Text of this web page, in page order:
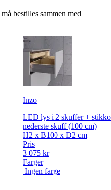
bestilles sammen med
Inzo
LED lys i 2 skuffer +
nederste skuff (100 cm)
H2 x B100 x D2 cm
Pris
3 075 kr
Farger
Ingen farge